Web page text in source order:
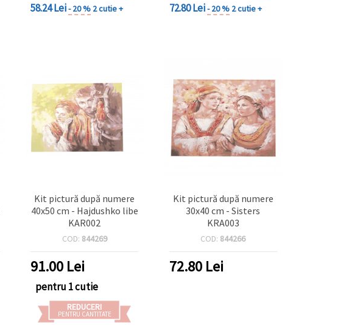
58.24 Lei- 20 % 2 cutie + 72.80 Lei- 20 % 2 cutie +
Kit pictură după numere
40x50 cm - Hajdushko libe
KAR002
COD: 844269
91.00 Lei
pentru 1 cutie
REDUCERI
PENTRU CANTITATE
Kit pictură după numere
30x40 cm - Sisters
KRA003
COD: 844266
72.80Lei